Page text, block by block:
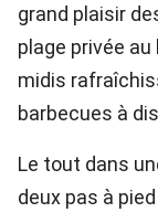
grand plaisir
plage privée au
midis
barbecues à
Le tout dans
deux pas à